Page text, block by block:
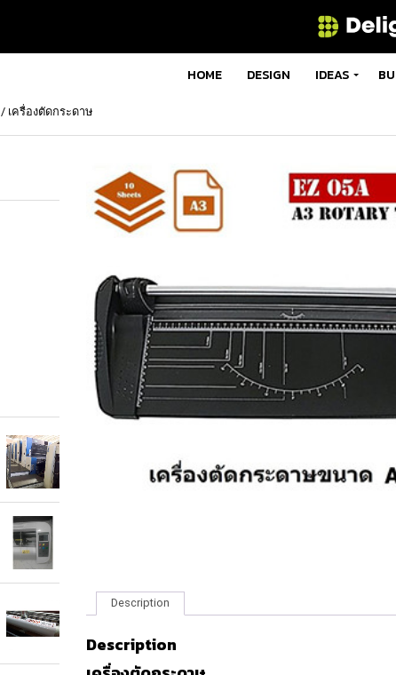
HOME DESIGN IDEAS
/ เครื่องตัดกระดาษ
Description
Description